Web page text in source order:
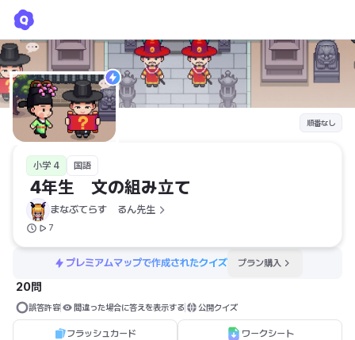
順番なし
小学 4 国語
4年生　文の組み立て
まなぶてらす　るん先生
7
プレミアムマップで作成されたクイズ プラン購入
20問
誤答許容 間違った場合に答えを表示する 公開クイズ
フラッシュカード ワークシート